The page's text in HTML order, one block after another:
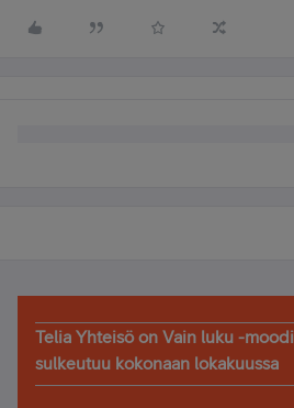
Telia Yhteisö on Vain luku -
sulkeutuu kokonaan lokakuussa